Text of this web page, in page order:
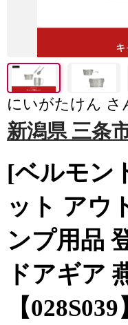
にいがたけん さ
新潟県 三条
[ベルモン
ット アウ
ンプ用品
ドアギア
【028S039